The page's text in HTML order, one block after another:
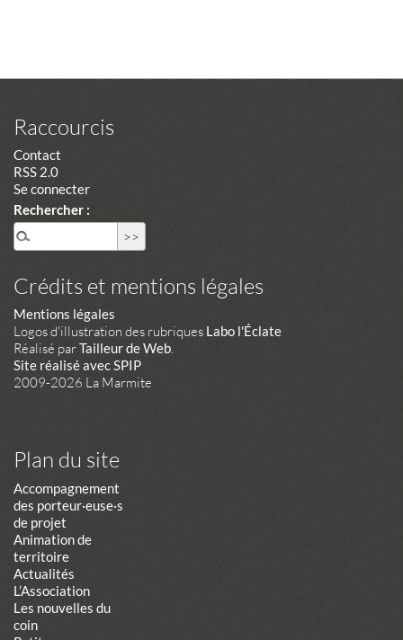
Raccourcis
Contact
RSS 2.0
Se connecter
Rechercher :
Crédits et mentions légales
Mentions légales
Logos d'illustration des rubriques Labo l'Éclate
Réalisé parTailleur de Web.
Site réalisé avec SPIP
2009-2026 La Marmite
Plan du site
Accompagnement
des porteur·euse·s
de projet
Animation de
territoire
Actualités
L’Association
Les nouvelles du
coin